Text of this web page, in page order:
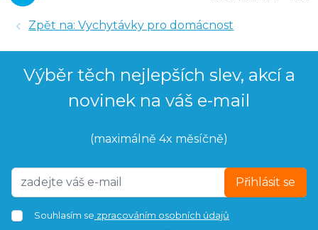
Zpět na: Vychytávky pro domácnost
Výběr těch nejlepších slev, akcí a
novinek na váš e-mail
(maximálně 4x měsíčně)
Přihlásit se
Souhlasím se zpracováním osobních údajů